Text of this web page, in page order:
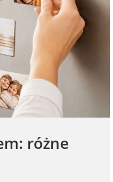
Kupony na
walentynki
Naklejki
Listwy do plakatów
prezentowe
różne